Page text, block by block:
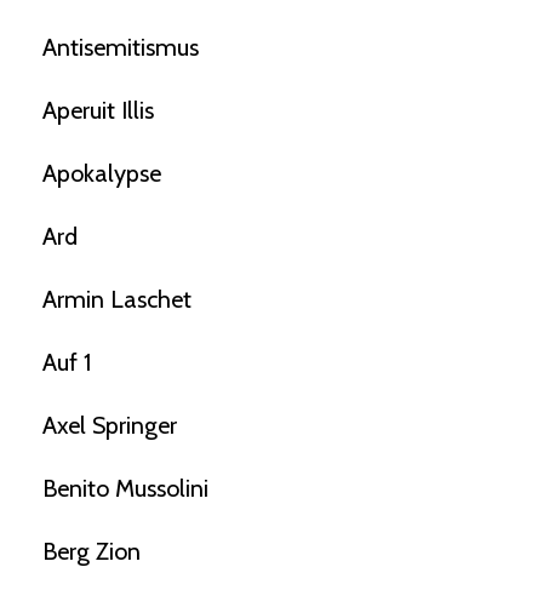
Antisemitismus
Aperuit Illis
Apokalypse
Ard
Armin Laschet
Auf 1
Axel Springer
Benito Mussolini
Berg Zion